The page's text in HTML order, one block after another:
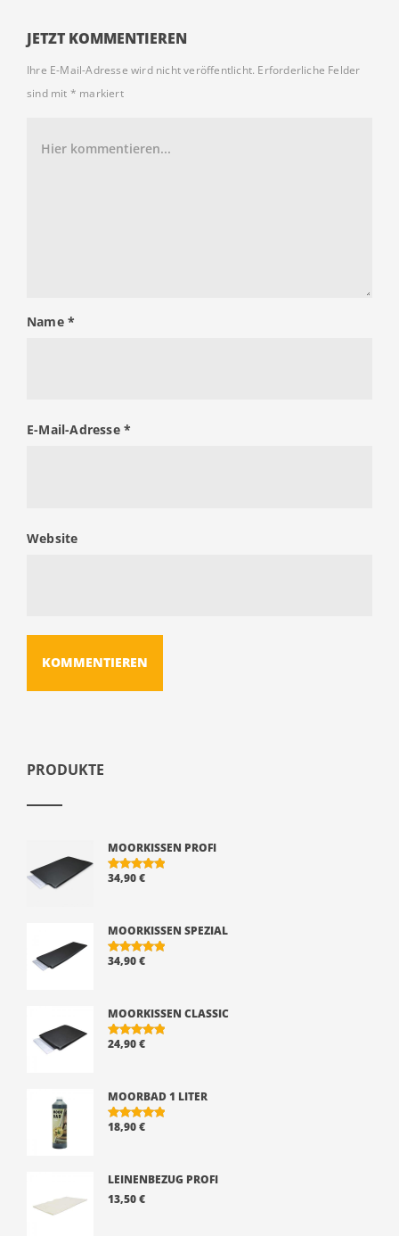
JETZT KOMMENTIEREN
Ihre E-Mail-Adresse wird nicht veröffentlicht. Erforderliche Felder
sind mit * markiert
Name *
E-Mail-Adresse *
Website
PRODUKTE
MOORKISSEN PROFI
BEWERTE
34,90€
MOORKISSEN SPEZIAL
BEWERTE
34,90€
MOORKISSEN CLASSIC
BEWERTE
24,90€
MOORBAD 1 LITER
BEWERTE
18,90€
LEINENBEZUG PROFI
13,50€